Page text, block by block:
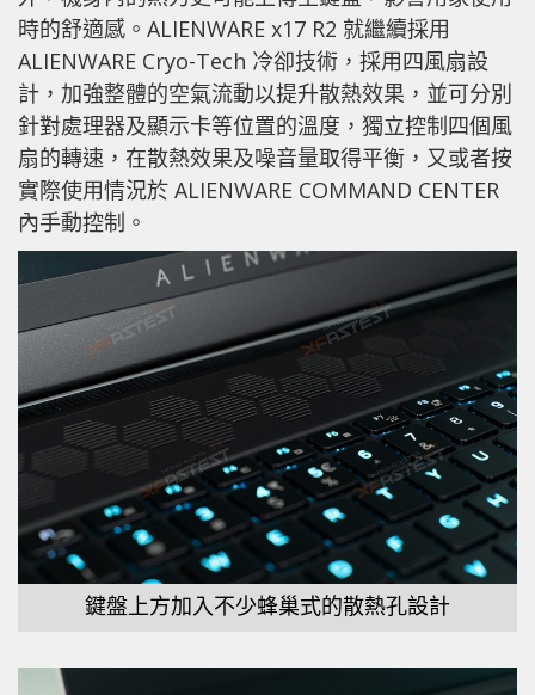
時的舒適感。ALIENWARE x17 R2 就繼續採用
ALIENWARE Cryo-Tech 冷卻技術，採用四風扇設
計，加強整體的空氣流動以提升散熱效果，並可分別
針對處理器及顯示卡等位置的溫度，獨立控制四個風
扇的轉速，在散熱效果及噪音量取得平衡，又或者按
實際使用情況於 ALIENWARE COMMAND CENTER
內手動控制。
鍵盤上方加入不少蜂巢式的散熱孔設計